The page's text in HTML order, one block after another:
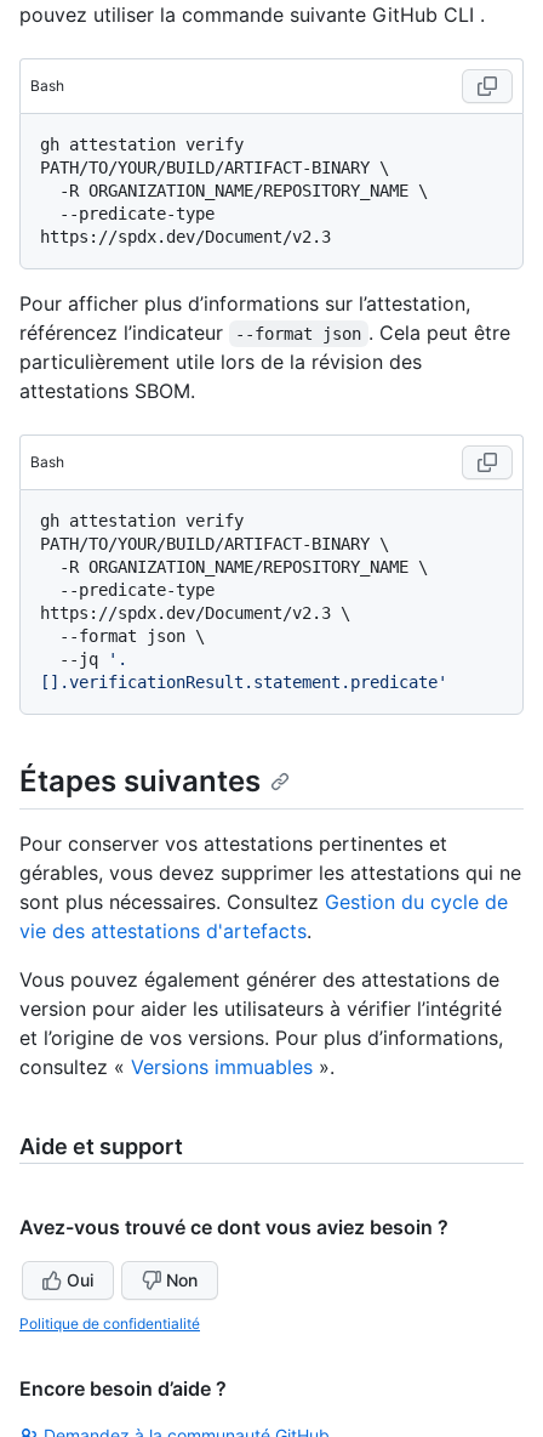
pouvez utiliser la commande suivante GitHub CLI .
Bash
gh attestation verify
PATH/TO/YOUR/BUILD/ARTIFACT-BINARY \
Pour afficher plus d’informations sur l’attestation,
référencez l’indicateur
--format json . Cela peut être
particulièrement utile lors de la révision des
attestations SBOM.
Bash
gh attestation verify
PATH/TO/YOUR/BUILD/ARTIFACT-BINARY \
https://spdx.dev/Document/v2.3 \
  --jq
'.
[].verificationResult.statement.predicate'
Étapes suivantes
Pour conserver vos attestations pertinentes et
gérables, vous devez supprimer les attestations qui ne
sont plus nécessaires. Consultez Gestion du cycle de
vie des attestations d'artefacts.
Vous pouvez également générer des attestations de
version pour aider les utilisateurs à vérifier l’intégrité
et l’origine de vos versions. Pour plus d’informations,
consultez « Versions immuables ».
Aide et support
Avez-vous trouvé ce dont vous aviez besoin ?
Oui Non
Politique de confidentialité
Encore besoin d’aide ?